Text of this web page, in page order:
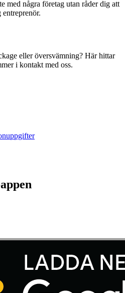
med några företag utan råder dig att
eller översvämning? Här hittar
i kontakt med oss.